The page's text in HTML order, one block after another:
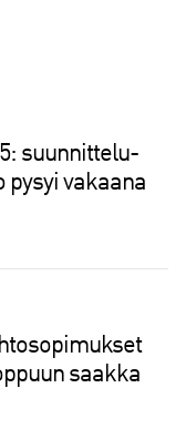
suunnittelu-
pysyi vakaana
saakka